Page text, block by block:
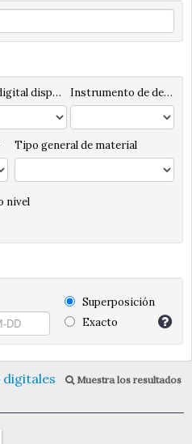
Objeto digital disponibles Instrumento de descripción
Tipo general de material
nivel
Superposición
Exacto
digitales
Muestra los resultados